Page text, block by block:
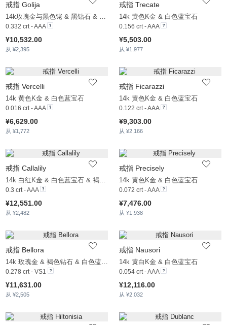
戒指 Golija
14k玫瑰金与黑色铑 & 黑钻石 & 褐色钻石
0.332 crt - AAA
¥10,532.00
从 ¥2,395
戒指 Trecate
14k 黄色K金 & 白色蓝宝石
0.156 crt - AAA
¥5,503.00
从 ¥1,977
戒指 Vercelli
14k 黄色K金 & 白色蓝宝石
0.016 crt - AAA
¥6,629.00
从 ¥1,772
戒指 Ficarazzi
14k 黄色K金 & 白色蓝宝石
0.122 crt - AAA
¥9,303.00
从 ¥2,166
戒指 Callalily
14k 白红K金 & 白色蓝宝石 & 褐色钻石
0.3 crt - AAA
¥12,551.00
从 ¥2,482
戒指 Precisely
14k 黄色K金 & 白色蓝宝石
0.072 crt - AAA
¥7,476.00
从 ¥1,938
戒指 Bellora
14k 玫瑰金 & 褐色钻石 & 白色蓝宝石
0.278 crt - VS1
¥11,631.00
从 ¥2,505
戒指 Nausori
14k 黄白K金 & 白色蓝宝石
0.054 crt - AAA
¥12,116.00
从 ¥2,032